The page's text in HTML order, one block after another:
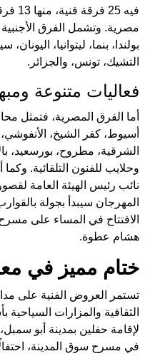
مصرية. وتشمل الفرق الأجنبية
بولندا، بنما، ليتوانيا، اليونان،
التشيك، تونس، والجزائر.
فعاليات متنوعة
أما الفرق المصرية، فتمثل
أسيوط، كفر الشيخ،
الشرقية، مطروح، بورسعيد،
وحلايب للفنون التلقائية.
نائب رئيس الهيئة العامة
المهرجان سيبدأ بجولة
الافتتاح في المساء على
هشام عطوة.
ختام مميز في
تستمر العروض الفنية على
لإقامة حفلين بمدينة أبو
في مسرح سوق المدينة،